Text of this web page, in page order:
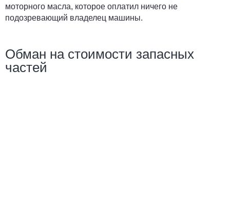
моторного масла, которое оплатил ничего не
подозревающий владелец машины.
Обман на стоимости запасных
частей